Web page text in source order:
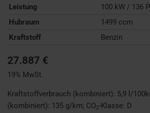
Leistung
100 kW / 136
Hubraum
1499 ccm
Kraftstoff
Benzin
27.887 €
19% MwSt.
Kraftstoffverbrauch (kombiniert): 5,9 l/
(kombiniert): 135 g/km; CO2-Klasse: D